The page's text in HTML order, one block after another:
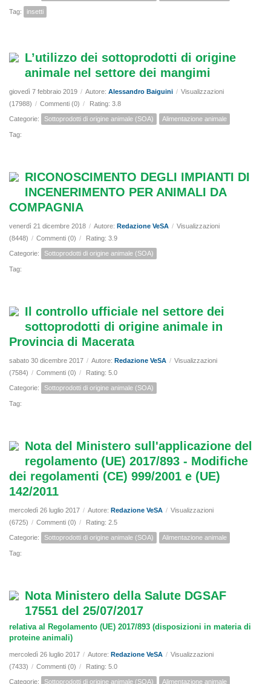
Tag: insetti
L’utilizzo dei sottoprodotti di origine
animale nel settore dei mangimi
giovedì 7 febbraio 2019 / Autore: Alessandro Baiguini / Visualizzazioni
(17988) / Commenti (0) / Rating: 3.8
Categorie: Sottoprodotti di origine animale (SOA) Alimentazione animale
Tag:
RICONOSCIMENTO DEGLI IMPIANTI DI
INCENERIMENTO PER ANIMALI DA
COMPAGNIA
venerdì 21 dicembre 2018 / Autore: Redazione VeSA / Visualizzazioni
(8448) / Commenti (0) / Rating: 3.9
Categorie: Sottoprodotti di origine animale (SOA)
Tag:
Il controllo ufficiale nel settore dei
sottoprodotti di origine animale in
Provincia di Macerata
sabato 30 dicembre 2017 / Autore: Redazione VeSA / Visualizzazioni
(7584) / Commenti (0) / Rating: 5.0
Categorie: Sottoprodotti di origine animale (SOA)
Tag:
Nota del Ministero sull'applicazione del
regolamento (UE) 2017/893 - Modifiche
dei regolamenti (CE) 999/2001 e (UE)
142/2011
mercoledì 26 luglio 2017 / Autore: Redazione VeSA / Visualizzazioni
(6725) / Commenti (0) / Rating: 2.5
Categorie: Sottoprodotti di origine animale (SOA) Alimentazione animale
Tag:
Nota Ministero della Salute DGSAF
17551 del 25/07/2017
relativa al Regolamento (UE) 2017/893 (disposizioni in materia di
proteine animali)
mercoledì 26 luglio 2017 / Autore: Redazione VeSA / Visualizzazioni
(7433) / Commenti (0) / Rating: 5.0
Categorie: Sottoprodotti di origine animale (SOA) Alimentazione animale